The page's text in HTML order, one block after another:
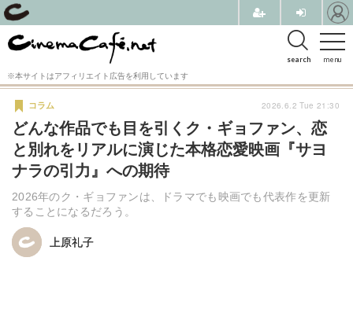
menu
search
※本サイトはアフィリエイト広告を利用しています
どんな作品でも目を引くク・ギョファン、恋
と別れをリアルに演じた本格恋愛映画『サヨ
ナラの引力』への期待
2026年のク・ギョファンは、ドラマでも映画でも代表作を更新
することになるだろう。
コラム
上原礼子
上原礼子
2026.6.2 Tue 21:30